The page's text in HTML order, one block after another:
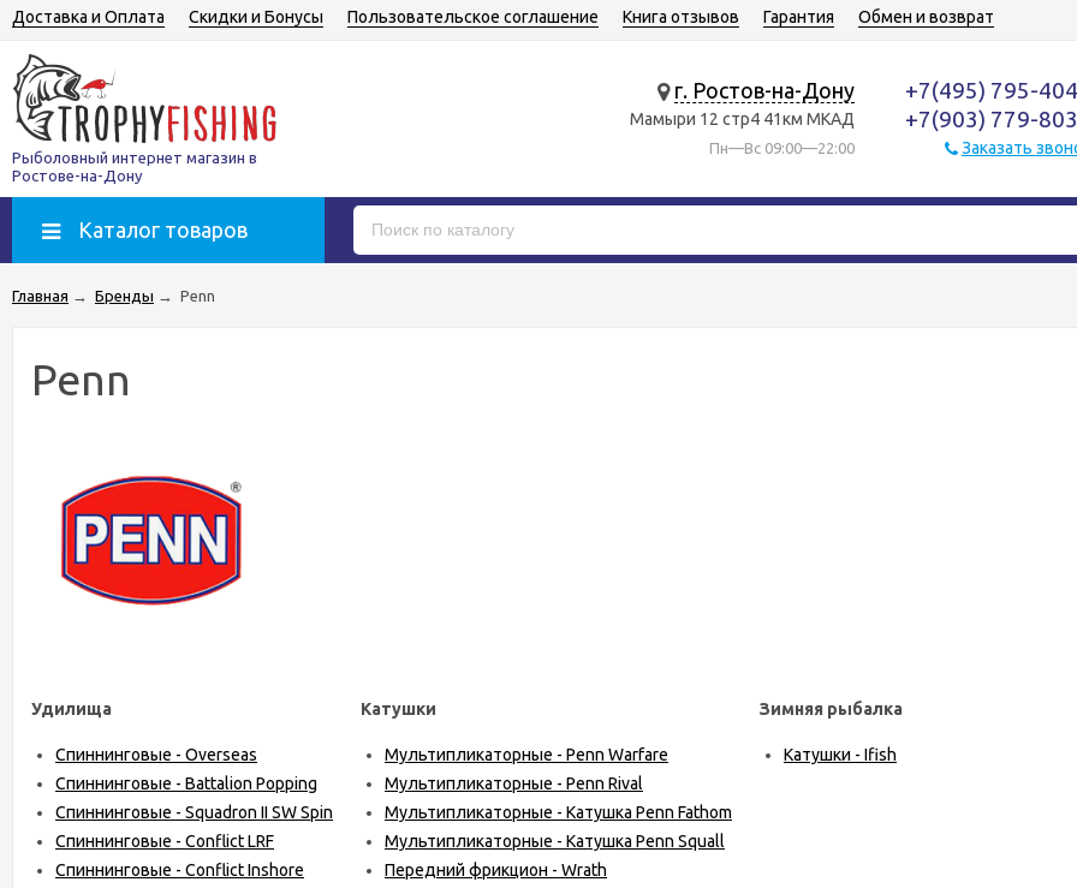
Доставка и Оплата Скидки и Бонусы Пользовательское соглашение Книга отзывов Гарантия Обмен и возврат
Рыболовный интернет магазин в
Ростове-на-Дону
г. Ростов-на-Дону
Мамыри 12 стр4 41км МКАД
Пн—Вс 09:00—22:00
+7(495) 795-
+7(903) 779-
Заказать
Каталог товаров
Главная → Бренды → Penn
Penn
Удилища
Спиннинговые - Overseas
Спиннинговые - Battalion Popping
Спиннинговые - Squadron II SW Spin
Спиннинговые - Conflict LRF
Спиннинговые - Conflict Inshore
Катушки
Мультипликаторные - Penn Warfare
Мультипликаторные - Penn Rival
Мультипликаторные - Катушка Penn Fathom
Мультипликаторные - Катушка Penn Squall
Передний фрикцион - Wrath
Зимняя рыбалка
Катушки - Ifish